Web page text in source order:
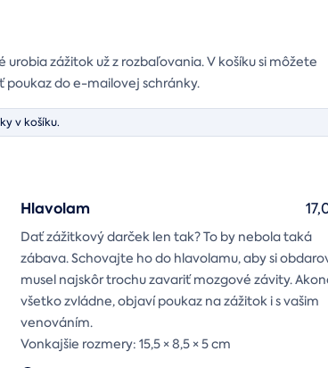
zážitok už z rozbaľovania. V košíku si môžete
do e-mailovej schránky.
v košíku.
Hlavolam
Dať zážitkový darček len tak? To by nebola taká
zábava. Schovajte ho do hlavolamu, aby si
musel najskôr trochu zavariť mozgové závity.
všetko zvládne, objaví poukaz na zážitok i s vašim
venováním.
Vonkajšie rozmery: 15,5 × 8,5 × 5 cm